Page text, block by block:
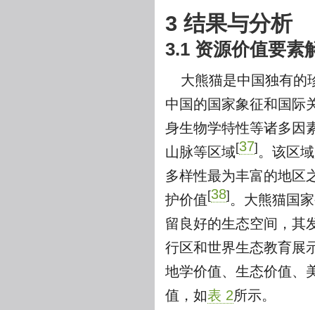
3 结果与分析
3.1 资源价值要素
大熊猫是中国独有的
中国的国家象征和国际
身生物学特性等诸多因
山脉等区域[37] 。该区
多样性最为丰富的地区
护价值[38] 。大熊猫国
留良好的生态空间，其
行区和世界生态教育展
地学价值、生态价值、
值，如表 2所示。